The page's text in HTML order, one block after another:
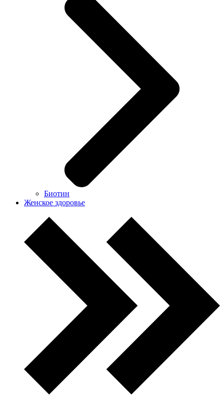
Биотин
Женское здоровье